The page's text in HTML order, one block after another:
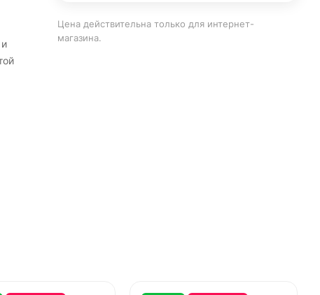
Цена действительна только для интернет-
магазина.